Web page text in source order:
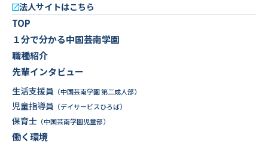
法人サイトはこちら
TOP
１分で分かる中国芸南学園
職種紹介
先輩インタビュー
生活支援員 （中国芸南学園 第二成人部）
児童指導員 （デイサービスひろば）
保育士 （中国芸南学園児童部）
働く環境